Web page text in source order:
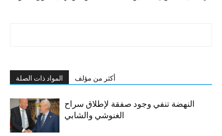
المواد ذات الصلة أكثر من مؤلف
النهضة تنفي وجود صفقة لإطلاق سراح
الغنوشي والشابي